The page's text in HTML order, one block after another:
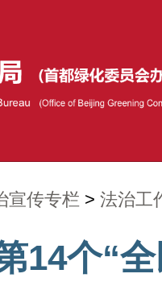
宣传专栏 >法治工
14个“